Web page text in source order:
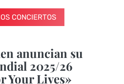
CONCIERTOS
anuncian su
2025/26
Your Lives»